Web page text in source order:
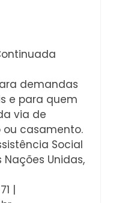
demandas
e para quem
via de
casamento.
Social
Unidas,
|